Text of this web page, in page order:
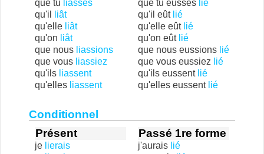
que tu liasses
qu'il
liât
qu'elle liât
qu'on liât
que nous liassions
que vous liassiez
qu'ils liassent
qu'elles liassent
que tu eusses lié
qu'il eût lié
qu'elle eût lié
qu'on eût lié
que nous eussions lié
que vous eussiez lié
qu'ils eussent lié
qu'elles eussent lié
Conditionnel
Présent
je lierais
Passé 1re forme
j'aurais lié